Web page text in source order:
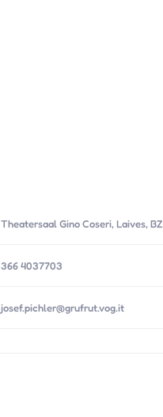
Theatersaal Gino Coseri, Laives, BZ
366 4037703
josef.pichler@grufrut.vog.it